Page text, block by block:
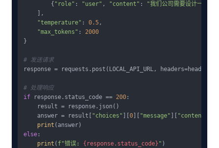
        {
"role" : "user" , "content" :
"我们公司需要设计一个数
    ],
"temperature" : 0.5,
"max_tokens" : 2000
}
# 发送请求
response = requests.post(LOCAL_API_URL,
# 处理响应
if response.status_code == 200 :
    result = response.json()
    answer = result[
"choices" 0 "message" "content"
print
else :
print ( f"错误: {response.status_code} " )